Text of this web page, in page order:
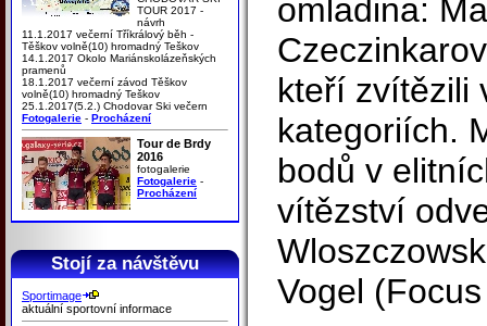
TOUR 2017 -
návrh
11.1.2017 večerní Tříkrálový běh -
Těškov volně(10) hromadný Teškov
14.1.2017 Okolo Mariánskolázeňských
pramenů
18.1.2017 večerní závod Těškov
volně(10) hromadný Teškov
25.1.2017(5.2.) Chodovar Ski večern
Fotogalerie - Procházení
Tour de Brdy
2016
fotogalerie
Fotogalerie -
Procházení
Stojí za návštěvu
Sportimage
aktuální sportovní informace
omladina:
kteří zvítězili
kategoriích.
bodů v
vítězství
Vogel